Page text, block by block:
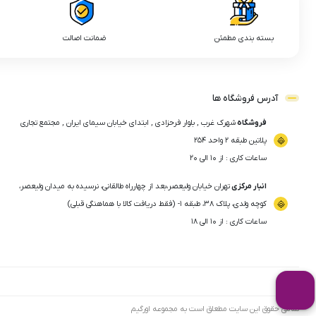
بسته بندی مطمئن ضمانت اصالت
آدرس فروشگاه ها
فروشگاهشهرک غرب , بلوار فرحزادی , ابتدای خیابان سیمای ایران , مجتمع تجاری
پلاتین طبقه ۲ واحد ۲۵۴
ساعات کاری : از ۱۰ الی ۲۰
انبار مرکزیتهران خیابان ولیعصر،بعد از چهارراه طالقانی، نرسیده به میدان ولیعصر،
کوچه ولدی، پلاک ۳۸، طبقه ۱- (فقط دریافت کالا با هماهنگی قبلی)
ساعات کاری : از ۱۰ الی ۱۸
تمامی حقوق این سایت مطعلق است به مجموعه اورگیم